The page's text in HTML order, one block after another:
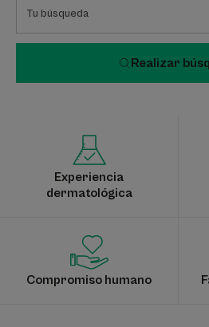
Realizar
Experiencia
dermatológica
Compromiso humano